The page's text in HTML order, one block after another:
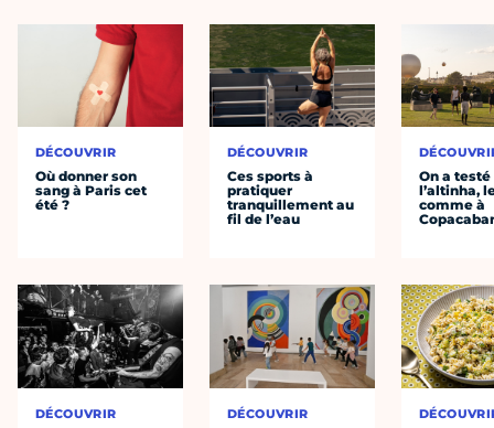
DÉCOUVRIR
Où donner son
sang à Paris cet
été ?
DÉCOUVRIR
DÉCOUVRIR
Ces sports à
pratiquer
tranquillement au
fil de l’eau
DÉCOUVRIR
On a testé
l’altinha,
comme à